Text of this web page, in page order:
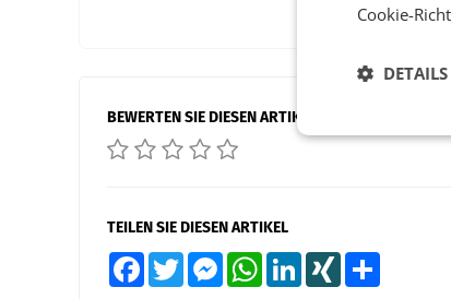
BEWERTEN SIE DIESEN ARTIKEL
TEILEN SIE DIESEN ARTIKEL
FacebookTwitter MessengerWhatsAppLinkedInXING
Cookie-